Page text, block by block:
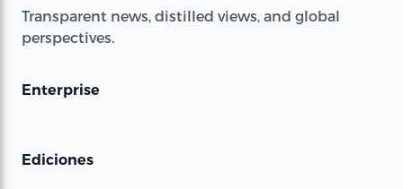
Transparent news, distilled views, and global
perspectives.
Enterprise
Ediciones